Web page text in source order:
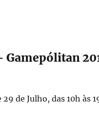
Gamepólitan
29 de Julho, das 10h às